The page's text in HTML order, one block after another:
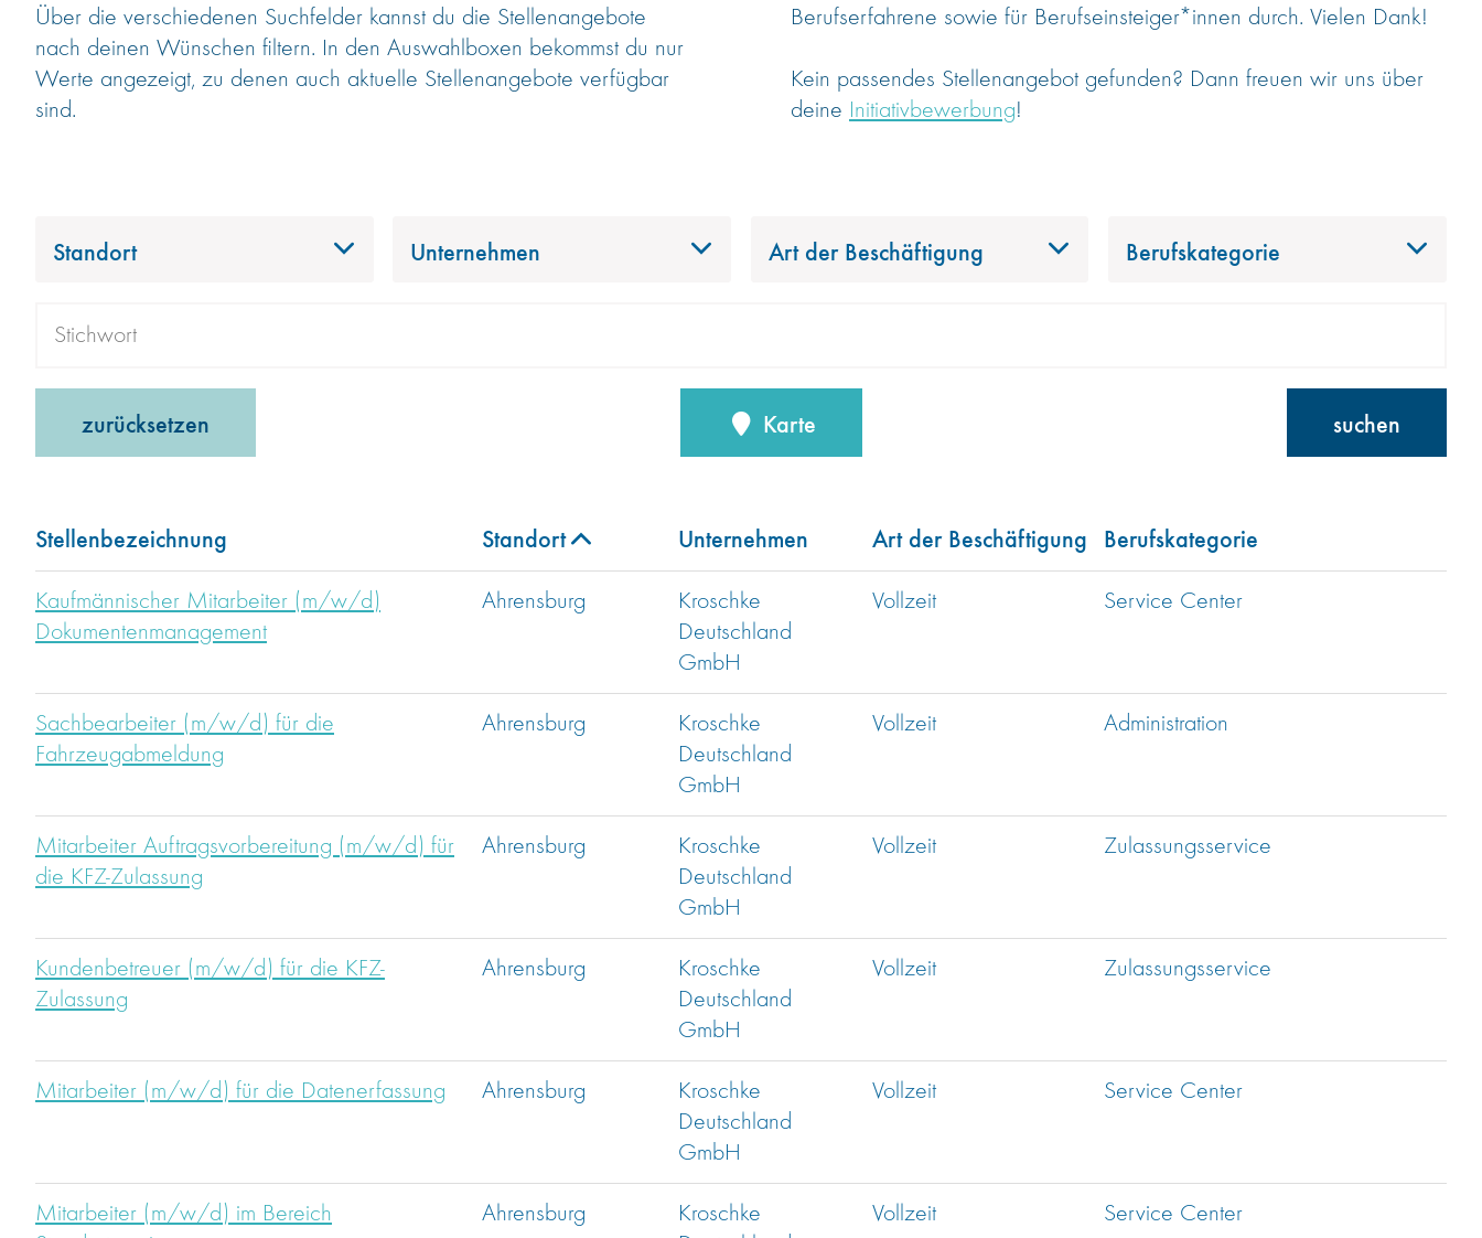
Über die verschiedenen Suchfelder kannst du die Stellenangebote
nach deinen Wünschen filtern. In den Auswahlboxen bekommst du nur
Werte angezeigt, zu denen auch aktuelle Stellenangebote verfügbar
sind.
Berufserfahrene sowie für Berufseinsteiger*innen durch. Vielen Dank!
Kein passendes Stellenangebot gefunden? Dann freuen wir uns über
deine Initiativbewerbung!
Standort Unternehmen Art der Beschäftigung Berufskategorie
zurücksetzen Karte suchen
Stellenbezeichnung Standort Unternehmen Art der Beschäftigung Berufskategorie
Kaufmännischer Mitarbeiter (m/w/d)
Dokumentenmanagement
Ahrensburg
Kroschke
Deutschland
GmbH
Vollzeit Service Center
Sachbearbeiter (m/w/d) für die
Fahrzeugabmeldung
Ahrensburg
Kroschke
Deutschland
GmbH
Vollzeit Administration
Mitarbeiter Auftragsvorbereitung (m/w/d) für
die KFZ-Zulassung
Ahrensburg
Kroschke
Deutschland
GmbH
Vollzeit Zulassungsservice
Kundenbetreuer (m/w/d) für die KFZ-
Zulassung
Ahrensburg
Kroschke
Deutschland
GmbH
Vollzeit Zulassungsservice
Mitarbeiter (m/w/d) für die Datenerfassung Ahrensburg
Kroschke
Deutschland
GmbH
Vollzeit Service Center
Mitarbeiter (m/w/d) im Bereich
Ahrensburg
Kroschke
Vollzeit Service Center